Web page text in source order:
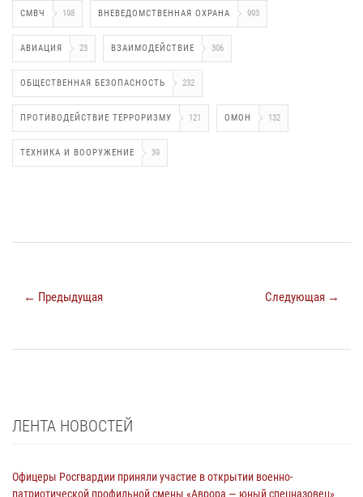
СМВЧ 198 ВНЕВЕДОМСТВЕННАЯ ОХРАНА 993
АВИАЦИЯ 23 ВЗАИМОДЕЙСТВИЕ 306
ОБЩЕСТВЕННАЯ БЕЗОПАСНОСТЬ 232
ПРОТИВОДЕЙСТВИЕ ТЕРРОРИЗМУ 121 ОМОН 132
ТЕХНИКА И ВООРУЖЕНИЕ 39
← Предыдущая Следующая →
ЛЕНТА НОВОСТЕЙ
Офицеры Росгвардии приняли участие в открытии военно-
патриотической профильной смены «Аврора — юный спецназовец»